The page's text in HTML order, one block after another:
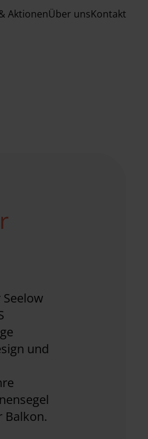
AktionenÜber unsKontakt
und
Balkon.